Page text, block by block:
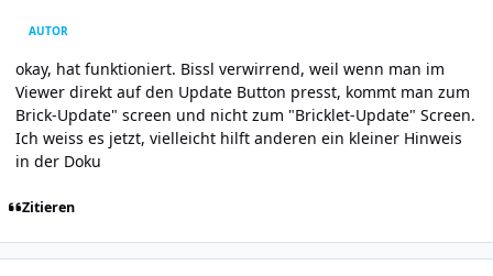
AUTOR
okay, hat funktioniert. Bissl verwirrend, weil wenn man im
Viewer direkt auf den Update Button presst, kommt man zum
Brick-Update" screen und nicht zum "Bricklet-Update" Screen.
Ich weiss es jetzt, vielleicht hilft anderen ein kleiner Hinweis
in der Doku
Zitieren